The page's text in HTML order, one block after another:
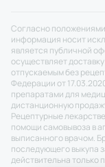
Согласно
информация носит
является публичной
осуществляет
отпускаемым без
Федерации от
препаратами для
дистанционную
Рецептурные
помощи самовывоза в
выписанного врачом.
последующего выкупа
действительна только